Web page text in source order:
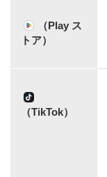
（Play ス
トア）
（TikTok）